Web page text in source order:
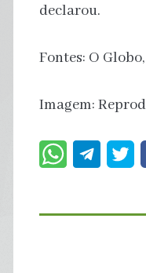
declarou.
Fontes: O
Imagem: